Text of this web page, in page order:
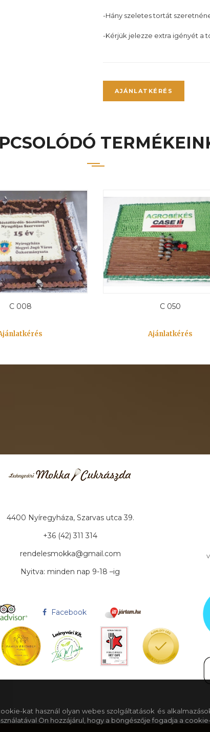
-Hány szeletes tortát
-Kérjük jelezze extra igényét a
AJÁNLATKÉRÉS
C 008 C 050
Ajánlatkérés
4400 Nyíregyháza, Szarvas utca 39.
+36 (42) 311 314
rendelesmokka@gmail.com
Nyitva: minden nap 9-18 –ig
Facebook
kat használ olyan webes szolgáltatások és
Ön hozzájárul, hogy a böngészője fogadja a